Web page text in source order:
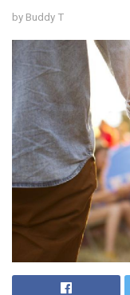
by Buddy T